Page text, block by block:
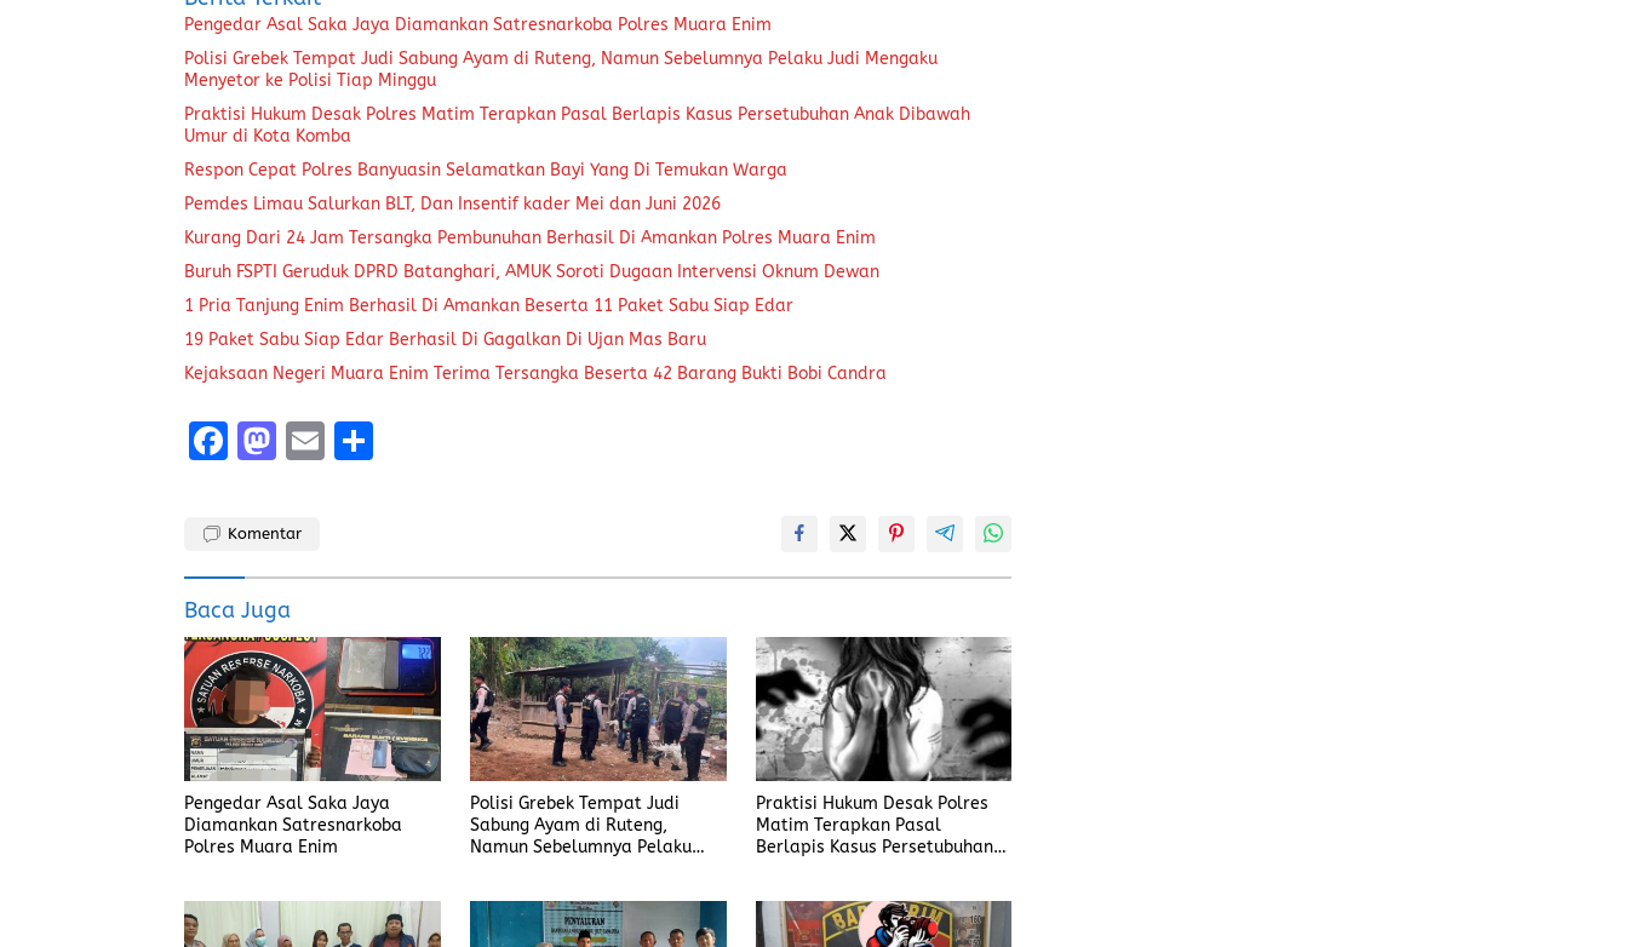
Pengedar Asal Saka Jaya Diamankan Satresnarkoba Polres Muara Enim
Polisi Grebek Tempat Judi Sabung Ayam di Ruteng, Namun Sebelumnya Pelaku Judi Mengaku
Menyetor ke Polisi Tiap Minggu
Praktisi Hukum Desak Polres Matim Terapkan Pasal Berlapis Kasus Persetubuhan Anak Dibawah
Umur di Kota Komba
Respon Cepat Polres Banyuasin Selamatkan Bayi Yang Di Temukan Warga
Pemdes Limau Salurkan BLT, Dan Insentif kader Mei dan Juni 2026
Kurang Dari 24 Jam Tersangka Pembunuhan Berhasil Di Amankan Polres Muara Enim
Buruh FSPTI Geruduk DPRD Batanghari, AMUK Soroti Dugaan Intervensi Oknum Dewan
1 Pria Tanjung Enim Berhasil Di Amankan Beserta 11 Paket Sabu Siap Edar
19 Paket Sabu Siap Edar Berhasil Di Gagalkan Di Ujan Mas Baru
Kejaksaan Negeri Muara Enim Terima Tersangka Beserta 42 Barang Bukti Bobi Candra
F
ce
o
o
k
M
st
d
o
n
E
Komentar
Baca Juga
Pengedar Asal Saka Jaya
Diamankan Satresnarkoba
Polres Muara Enim
Polisi Grebek Tempat Judi
Sabung Ayam di Ruteng,
Namun Sebelumnya Pelaku
Praktisi Hukum Desak Polres
Matim Terapkan Pasal
Berlapis Kasus Persetubuhan